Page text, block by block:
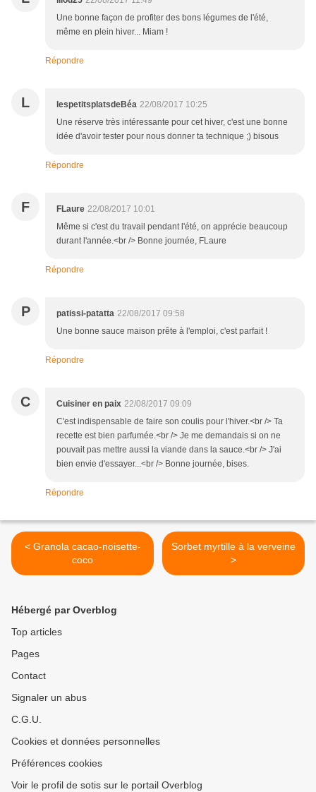
Une bonne façon de profiter des bons légumes de l'été,
même en plein hiver... Miam !
Répondre
L lespetitsplatsdeBéa 22/08/2017 10:25
Une réserve très intéressante pour cet hiver, c'est une bonne
idée d'avoir tester pour nous donner ta technique ;) bisous
Répondre
F FLaure 22/08/2017 10:01
Même si c'est du travail pendant l'été, on apprécie beaucoup
durant l'année.<br /> Bonne journée, FLaure
Répondre
P patissi-patatta 22/08/2017 09:58
Une bonne sauce maison prête à l'emploi, c'est parfait !
Répondre
C Cuisiner en paix 22/08/2017 09:09
C'est indispensable de faire son coulis pour l'hiver.<br /> Ta
recette est bien parfumée.<br /> Je me demandais si on ne
pouvait pas mettre aussi la viande dans la sauce.<br /> J'ai
bien envie d'essayer...<br /> Bonne journée, bises.
Répondre
< Granola cacao-noisette-
coco
Sorbet myrtille à la verveine
>
Hébergé par Overblog
Top articles
Pages
Contact
Signaler un abus
C.G.U.
Cookies et données personnelles
Préférences cookies
Voir le profil de sotis sur le portail Overblog